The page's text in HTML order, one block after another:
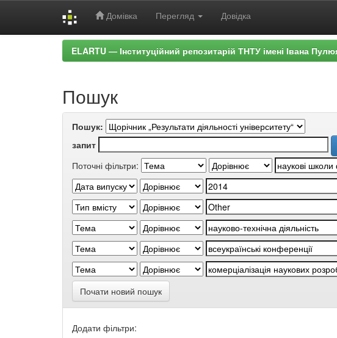
Домівка Перегляд Довідка
ELARTU — Інституційний репозитарій ТНТУ імені Івана
Пошук
Пошук:
запит
Поточні фільтри:
Почати новий пошук
Додати фільтри: